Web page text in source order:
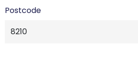
Postcode